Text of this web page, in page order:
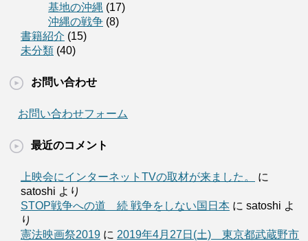
基地の沖縄 (17)
沖縄の戦争 (8)
書籍紹介 (15)
未分類 (40)
お問い合わせ
お問い合わせフォーム
最近のコメント
上映会にインターネットTVの取材が来ました。
に
satoshi より
STOP戦争への道 続 戦争をしない国日本 に satoshi よ
り
憲法映画祭2019 に 2019年4月27日(土) 東京都武蔵野市